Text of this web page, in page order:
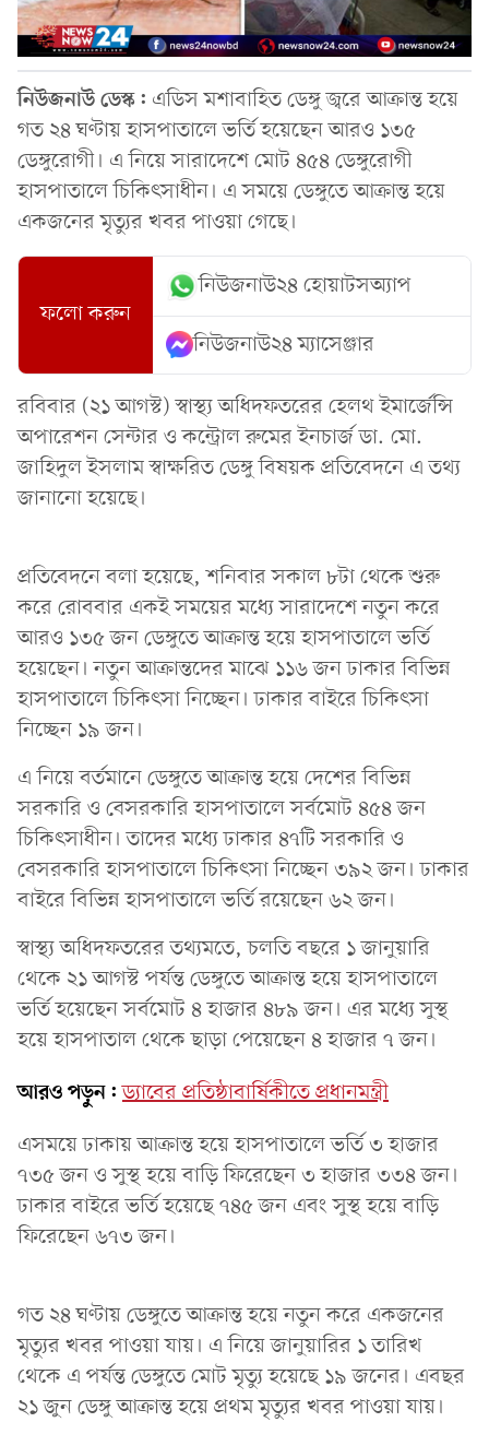
নিউজনাউ ডেস্ক: এডিস মশাবাহিত ডেঙ্গু জ্বরে আক্রান্ত হয়ে
গত ২৪ ঘণ্টায় হাসপাতালে ভর্তি হয়েছেন আরও ১৩৫
ডেঙ্গুরোগী। এ নিয়ে সারাদেশে মোট ৪৫৪ ডেঙ্গুরোগী
হাসপাতালে চিকিৎসাধীন। এ সময়ে ডেঙ্গুতে আক্রান্ত হয়ে
একজনের মৃত্যুর খবর পাওয়া গেছে।
ফলো করুন
নিউজনাউ২৪ হোয়াটসঅ্যাপ
নিউজনাউ২৪ ম্যাসেঞ্জার
রবিবার (২১ আগস্ট) স্বাস্থ্য অধিদফতরের হেলথ ইমার্জেন্সি
অপারেশন সেন্টার ও কন্ট্রোল রুমের ইনচার্জ ডা. মো.
জাহিদুল ইসলাম স্বাক্ষরিত ডেঙ্গু বিষয়ক প্রতিবেদনে এ তথ্য
জানানো হয়েছে।
প্রতিবেদনে বলা হয়েছে, শনিবার সকাল ৮টা থেকে শুরু
করে রোববার একই সময়ের মধ্যে সারাদেশে নতুন করে
আরও ১৩৫ জন ডেঙ্গুতে আক্রান্ত হয়ে হাসপাতালে ভর্তি
হয়েছেন। নতুন আক্রান্তদের মাঝে ১১৬ জন ঢাকার বিভিন্ন
হাসপাতালে চিকিৎসা নিচ্ছেন। ঢাকার বাইরে চিকিৎসা
নিচ্ছেন ১৯ জন।
এ নিয়ে বর্তমানে ডেঙ্গুতে আক্রান্ত হয়ে দেশের বিভিন্ন
সরকারি ও বেসরকারি হাসপাতালে সর্বমোট ৪৫৪ জন
চিকিৎসাধীন। তাদের মধ্যে ঢাকার ৪৭টি সরকারি ও
বেসরকারি হাসপাতালে চিকিৎসা নিচ্ছেন ৩৯২ জন। ঢাকার
বাইরে বিভিন্ন হাসপাতালে ভর্তি রয়েছেন ৬২ জন।
স্বাস্থ্য অধিদফতরের তথ্যমতে, চলতি বছরে ১ জানুয়ারি
থেকে ২১ আগস্ট পর্যন্ত ডেঙ্গুতে আক্রান্ত হয়ে হাসপাতালে
ভর্তি হয়েছেন সর্বমোট ৪ হাজার ৪৮৯ জন। এর মধ্যে সুস্থ
হয়ে হাসপাতাল থেকে ছাড়া পেয়েছেন ৪ হাজার ৭ জন।
আরও পড়ুন: ড্যাবের প্রতিষ্ঠাবার্ষিকীতে প্রধানমন্ত্রী
এসময়ে ঢাকায় আক্রান্ত হয়ে হাসপাতালে ভর্তি ৩ হাজার
৭৩৫ জন ও সুস্থ হয়ে বাড়ি ফিরেছেন ৩ হাজার ৩৩৪ জন।
ঢাকার বাইরে ভর্তি হয়েছে ৭৪৫ জন এবং সুস্থ হয়ে বাড়ি
ফিরেছেন ৬৭৩ জন।
গত ২৪ ঘণ্টায় ডেঙ্গুতে আক্রান্ত হয়ে নতুন করে একজনের
মৃত্যুর খবর পাওয়া যায়। এ নিয়ে জানুয়ারির ১ তারিখ
থেকে এ পর্যন্ত ডেঙ্গুতে মোট মৃত্যু হয়েছে ১৯ জনের। এবছর
২১ জুন ডেঙ্গু আক্রান্ত হয়ে প্রথম মৃত্যুর খবর পাওয়া যায়।